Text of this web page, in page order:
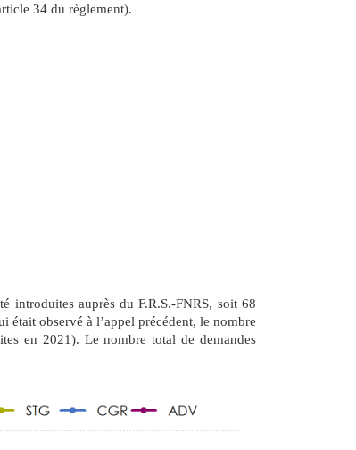
34 du règlement).
introduites auprès du F.R.S.-FNRS, soit 68
était observé à l’appel précédent, le nombre
en 2021). Le nombre total de demandes